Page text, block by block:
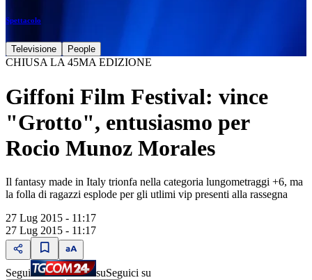
Spettacolo
Televisione People
CHIUSA LA 45MA EDIZIONE
Giffoni Film Festival: vince
"Grotto", entusiasmo per
Rocio Munoz Morales
Il fantasy made in Italy trionfa nella categoria lungometraggi +6, ma
la folla di ragazzi esplode per gli utlimi vip presenti alla rassegna
27 Lug 2015 - 11:17
27 Lug 2015 - 11:17
Segui suSeguici su